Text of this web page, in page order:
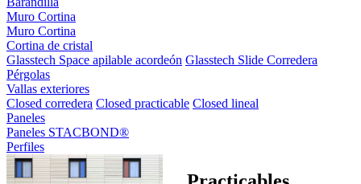
Muro Cortina
Muro Cortina
Cortina de cristal
Glasstech Space apilable acordeón Glasstech Slide Corredera
Pérgolas
Vallas exteriores
Closed corredera Closed practicable Closed lineal
Paneles
Paneles STACBOND®
Perfiles